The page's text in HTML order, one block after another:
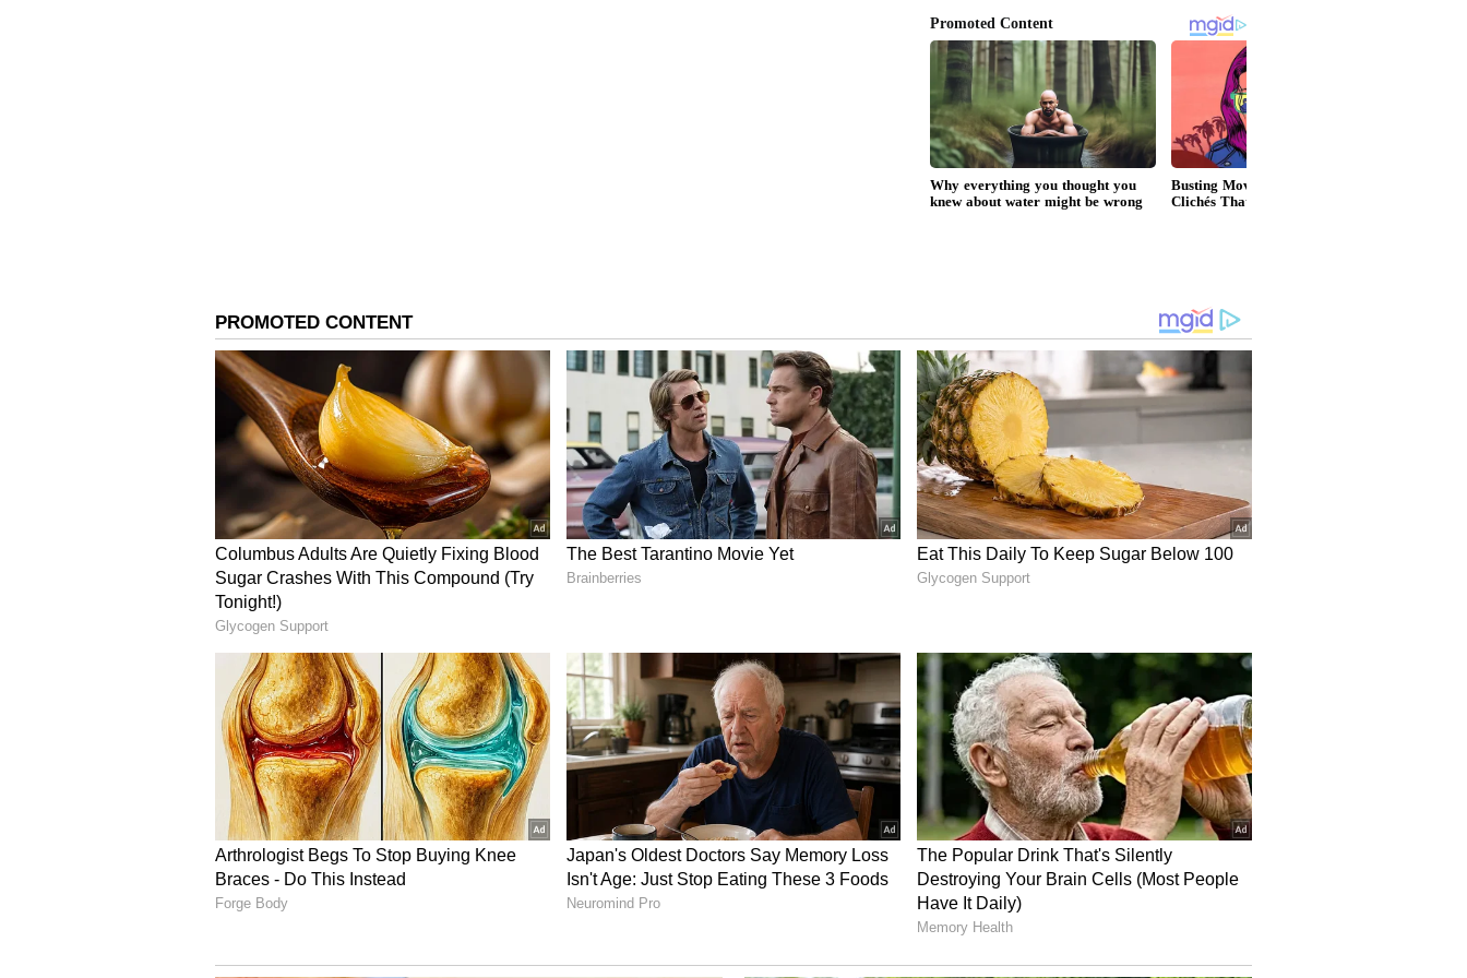
ಇಡೀ ದಿನ ಬಳಸಲು ಸಾಧ್ಯವಾಗುವ ಬ್ಯಾಟರಿ
ಸ್ಯಾಮ್‌ಸಂಗ್ ಗೆಲಾಕ್ಸಿ A27 5G ಫೋನ್ ಇಡೀ ದಿನ ಬಳಸಲು ಯೋಗ್ಯವಾದ 5000mAh ಬ್ಯಾಟರಿ
ನೀಡಲಾಗಿದೆ. Samsung Knox ಮತ್ತು Knox Vault ಹಾರ್ಡ್‌ವೇರ್ ಬೆಂಬಲ ರಕ್ಷಣೆ ಇರುವ ಗೆಲಾಕ್ಸಿ A27 5G
ವೈಯಕ್ತಿಕ ಫೋಟೋಗಳು, ಫೈಲ್ಸ್ ಸಂರಕ್ಷಿಸುವ ಡೇಟಾ ಭದ್ರತೆ ನೀಡಲಿದೆ.Samsung Wallet, ಬಳಕೆದಾರರು
ಟ್ಯಾಪ್ ಮಾಡಿ ಪೇ ಮಾಡುವುದಕ್ಕೆ ಅನುವು ಮಾಡಿಕೊಡುತ್ತದೆ.